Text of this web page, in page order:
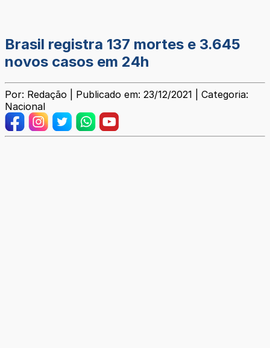
Brasil registra 137 mortes e 3.645
novos casos em 24h
Por: Redação | Publicado em: 23/12/2021 | Categoria:
Nacional